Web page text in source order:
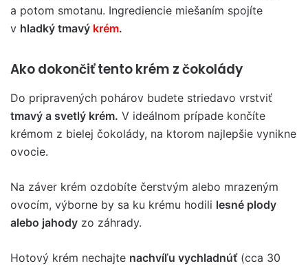
a potom smotanu. Ingrediencie miešaním spojíte
v hladký tmavý krém.
Ako dokončiť tento krém z čokolády
Do pripravených pohárov budete striedavo vrstviť
tmavý a svetlý krém. V ideálnom prípade končíte
krémom z bielej čokolády, na ktorom najlepšie vynikne
ovocie.
Na záver krém ozdobíte čerstvým alebo mrazeným
ovocím, výborne by sa ku krému hodili lesné plody
alebo jahody zo záhrady.
Hotový krém nechajte nachvíľu vychladnúť(cca 30